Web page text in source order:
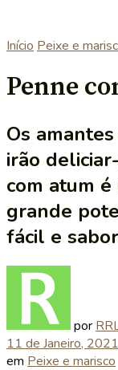
Início Peixe e
Penne
Os
irão
com atum
grande
fácil e
por
11 de Janeiro, 2021
em Peixe e marisco